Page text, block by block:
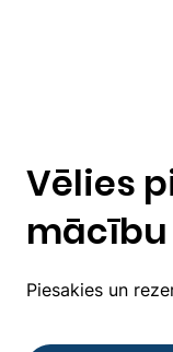
Vēlies
Piesakies un